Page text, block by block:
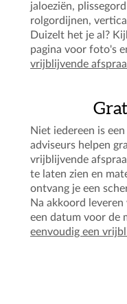
jaloeziën,
rolgordijnen,
Duizelt het je al?
pagina voor foto's
vrijblijvende
Niet iedereen is
adviseurs helpen
vrijblijvende
te laten zien en
ontvang je een
Na akkoord
een datum voor de
eenvoudig een